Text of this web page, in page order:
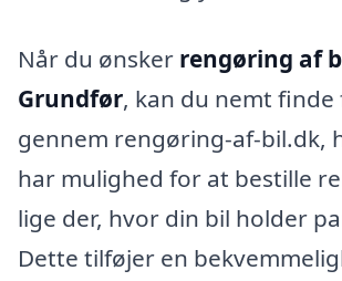
Når du ønsker rengøring af
Grundfør, kan du nemt
gennem rengøring-af-bil.dk,
har mulighed for at bestille
lige der, hvor din bil holder
Dette tilføjer en